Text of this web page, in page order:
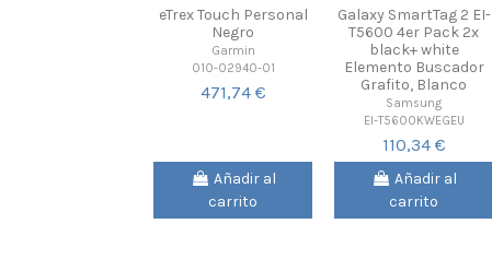
eTrex Touch Personal
Negro
Garmin
010-02940-01
471,74 €
Añadir al
carrito
Galaxy SmartTag 2 EI-
T5600 4er Pack 2x
black+ white
Elemento Buscador
Grafito, Blanco
Samsung
EI-T5600KWEGEU
110,34 €
Añadir al
carrito